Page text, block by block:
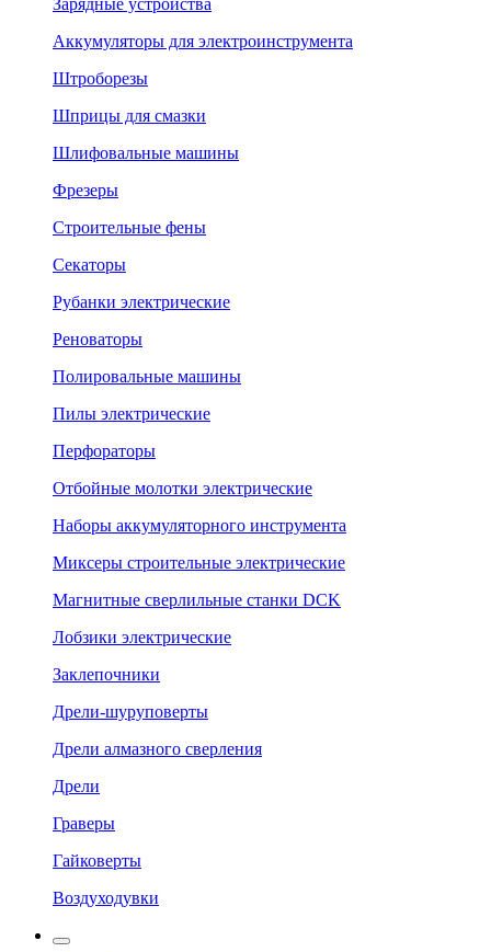
Зарядные устройства
Аккумуляторы для электроинструмента
Штроборезы
Шприцы для смазки
Шлифовальные машины
Фрезеры
Строительные фены
Секаторы
Рубанки электрические
Реноваторы
Полировальные машины
Пилы электрические
Перфораторы
Отбойные молотки электрические
Наборы аккумуляторного инструмента
Миксеры строительные электрические
Магнитные сверлильные станки DCK
Лобзики электрические
Заклепочники
Дрели-шуруповерты
Дрели алмазного сверления
Дрели
Граверы
Гайковерты
Воздуходувки